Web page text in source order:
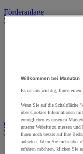
Förderanlage
Zur gesamten
Kugelfördertisch
Motorbetriebener
Zubehör für
Garderobe
Zur gesamten
Bänke und
Willkommen bei Manutan
Es ist uns wichtig, Ihnen einen
Wenn Sie auf die Schaltfläche
über Cookies Informationen
ermöglichen es unserem
unserer Website zu messen
Ihnen noch besser auf Ihre
anbieten. Wenn Sie mehr über
erfahren möchten, klicken Sie